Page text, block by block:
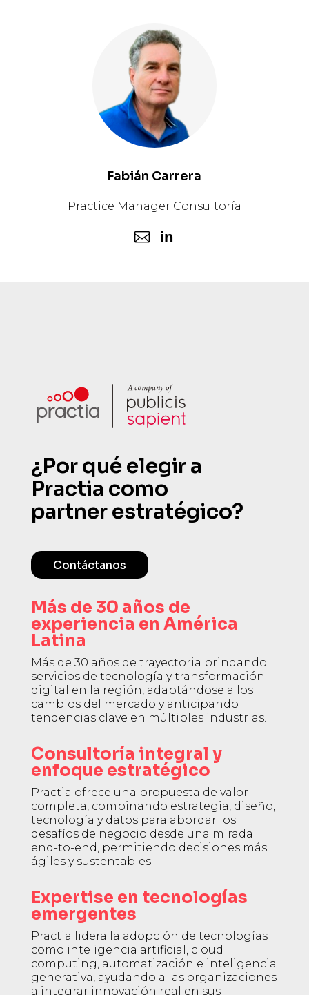
Fabián Carrera
Practice Manager Consultoría
in
¿Por qué elegir a
Practia como
partner estratégico?
Contáctanos
Más de 30 años de
experiencia en América
Latina
Más de 30 años de trayectoria brindando
servicios de tecnología y transformación
digital en la región, adaptándose a los
cambios del mercado y anticipando
tendencias clave en múltiples industrias.
Consultoría integral y
enfoque estratégico
Practia ofrece una propuesta de valor
completa, combinando estrategia, diseño,
tecnología y datos para abordar los
desafíos de negocio desde una mirada
end-to-end, permitiendo decisiones más
ágiles y sustentables.
Expertise en tecnologías
emergentes
Practia lidera la adopción de tecnologías
como inteligencia artificial, cloud
computing, automatización e inteligencia
generativa, ayudando a las organizaciones
a integrar innovación real en sus